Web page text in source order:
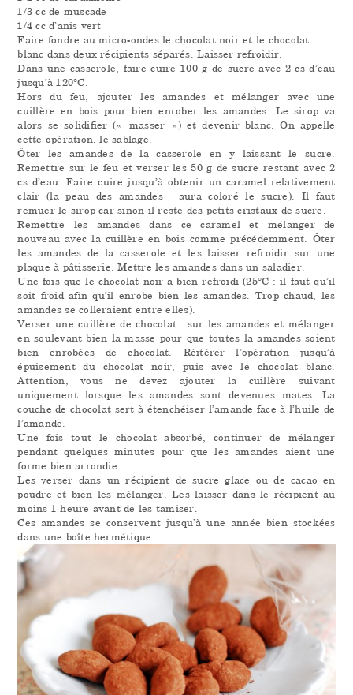
1/3 cc de muscade
1/4 cc d’anis vert
Faire fondre au micro-ondes le chocolat noir et le chocolat
blanc dans deux récipients séparés. Laisser refroidir.
Dans une casserole, faire cuire 100 g de sucre avec 2 cs d’eau
jusqu’à 120°C.
Hors du feu, ajouter les amandes et mélanger avec une
cuillère en bois pour bien enrober les amandes. Le sirop va
alors se solidifier (« masser ») et devenir blanc. On appelle
cette opération, le sablage.
Ôter les amandes de la casserole en y laissant le sucre.
Remettre sur le feu et verser les 50 g de sucre restant avec 2
cs d’eau. Faire cuire jusqu’à obtenir un caramel relativement
clair (la peau des amandes aura coloré le sucre). Il faut
remuer le sirop car sinon il reste des petits cristaux de sucre.
Remettre les amandes dans ce caramel et mélanger de
nouveau avec la cuillère en bois comme précédemment. Ôter
les amandes de la casserole et les laisser refroidir sur une
plaque à pâtisserie. Mettre les amandes dans un saladier.
Une fois que le chocolat noir a bien refroidi (25°C : il faut qu’il
soit froid afin qu’il enrobe bien les amandes. Trop chaud, les
amandes se colleraient entre elles).
Verser une cuillère de chocolat sur les amandes et mélanger
en soulevant bien la masse pour que toutes la amandes soient
bien enrobées de chocolat. Réitérer l’opération jusqu’à
épuisement du chocolat noir, puis avec le chocolat blanc.
Attention, vous ne devez ajouter la cuillère suivant
uniquement lorsque les amandes sont devenues mates. La
couche de chocolat sert à étenchéiser l’amande face à l’huile de
l’amande.
Une fois tout le chocolat absorbé, continuer de mélanger
pendant quelques minutes pour que les amandes aient une
forme bien arrondie.
Les verser dans un récipient de sucre glace ou de cacao en
poudre et bien les mélanger. Les laisser dans le récipient au
moins 1 heure avant de les tamiser.
Ces amandes se conservent jusqu’à une année bien stockées
dans une boîte hermétique.